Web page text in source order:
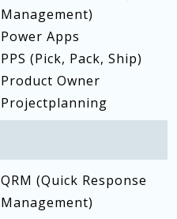
Management)
Power Apps
PPS (Pick, Pack, Ship)
Product Owner
Projectplanning
QRM (Quick Response
Management)